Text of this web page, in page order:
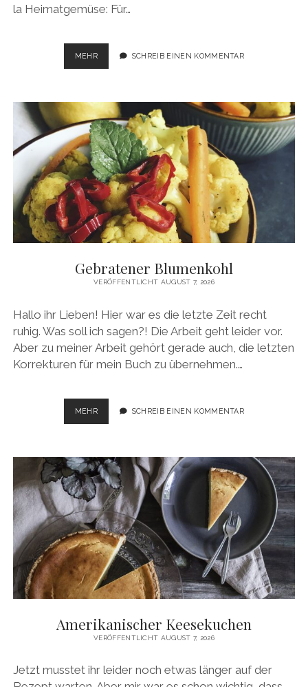
la Heimatgemüse: Für…
MEHRPIZZASUPPESCHREIB EINEN KOMMENTAR
Gebratener Blumenkohl
VERÖFFENTLICHT AUGUST 7, 2026
Hallo ihr Lieben! Hier war es die letzte Zeit recht
ruhig. Was soll ich sagen?! Die Arbeit geht leider vor.
Aber zu meiner Arbeit gehört gerade auch, die letzten
Korrekturen für mein Buch zu übernehmen.…
MEHRGEBRATENER
BLUMENKOHL
SCHREIB EINEN KOMMENTAR
Amerikanischer Keesekuchen
VERÖFFENTLICHT AUGUST 7, 2026
Jetzt musstet ihr leider noch etwas länger auf der